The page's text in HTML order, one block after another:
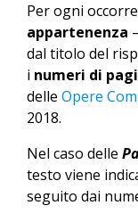
Per ogni
appartenenza
dal titolo del
i numeri di
delle Opere
2018.
Nel caso delle
testo viene
seguito dai